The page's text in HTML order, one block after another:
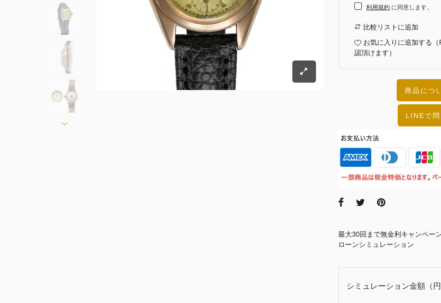
利用規約 に同意します。
比較リストに追加
お気に入りに追加する
認頂けます）
商品につ
LINEで
最大30回まで無金利キャンペー
ローンシミュレーション
シミュレーション金額（